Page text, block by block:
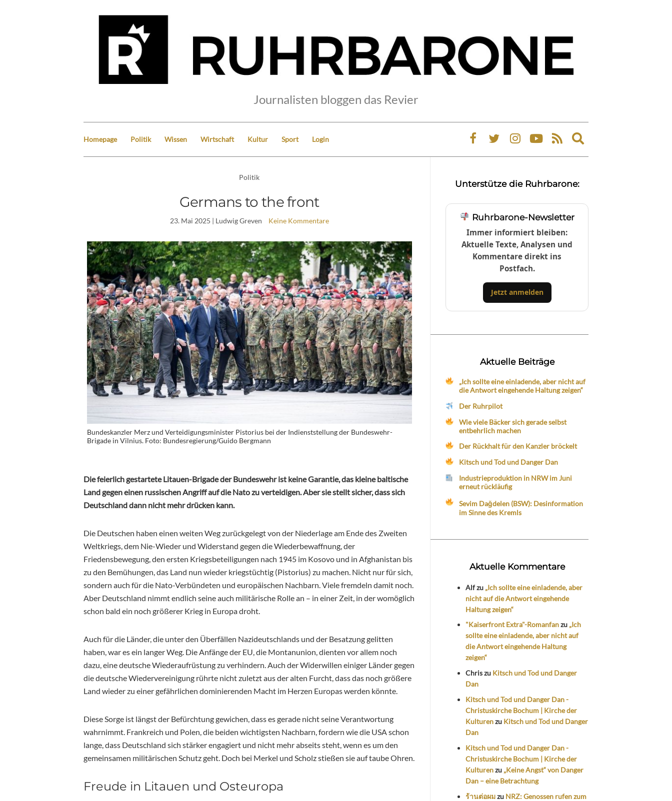
Journalisten bloggen das Revier
Homepage Politik Wissen Wirtschaft Kultur Sport Login
Expand
search
Politik
Germans to the front
23. Mai 2025 | Ludwig Greven Keine Kommentare
Bundeskanzler Merz und Verteidigungsminister Pistorius bei der Indienststellung der Bundeswehr-
Brigade in Vilnius. Foto: Bundesregierung/Guido Bergmann
Die feierlich gestartete Litauen-Brigade der Bundeswehr ist keine Garantie, das kleine baltische
Land gegen einen russischen Angriff auf die Nato zu verteidigen. Aber sie stellt sicher, dass sich
Deutschland dann nicht mehr drücken kann.
Die Deutschen haben einen weiten Weg zurückgelegt von der Niederlage am Ende des Zweiten
Weltkriegs, dem Nie-Wieder und Widerstand gegen die Wiederbewaffnung, der
Friedensbewegung, den ersten Kriegsbeteiligungen nach 1945 im Kosovo und in Afghanistan bis
zu den Bemühungen, das Land nun wieder kriegstüchtig (Pistorius) zu machen. Nicht nur für sich,
sondern auch für die Nato-Verbündeten und europäischen Nachbarn. Viele fremdeln damit noch.
Aber Deutschland nimmt endlich seine auch militärische Rolle an – in einer Zeit, in der womöglich
schon bald ein noch größerer Krieg in Europa droht.
Auch für die Länder, die unter den Überfällen Nazideutschlands und der Besatzung gelitten
haben, war es ein langer Weg. Die Anfänge der EU, die Montanunion, dienten vor allem noch
dazu, eine deutsche Wiederaufrüstung zu verhindern. Auch der Widerwillen einiger Länder gegen
die deutsche Wiedervereinigung rührte nicht zuletzt aus der alten Furcht, dass das noch größere
Land wieder zu einer gefährlichen dominierenden Macht im Herzen Europas werden könnte.
Diese Sorge ist längst der Befürchtung gewichen, dass es gerade nicht seine Verantwortung
wahrnimmt. Frankreich und Polen, die beiden wichtigsten Nachbarn, fordern wie die USA schon
lange, dass Deutschland sich stärker engagiert und nicht mehr abseits steht, wenn es um den
gemeinsamen militärischen Schutz geht. Doch bei Merkel und Scholz stießen sie auf taube Ohren.
Freude in Litauen und Osteuropa
Unterstütze die Ruhrbarone:
Ruhrbarone-Newsletter
Immer informiert bleiben:
Aktuelle Texte, Analysen und
Kommentare direkt ins
Postfach.
Jetzt anmelden
Aktuelle Beiträge
„Ich sollte eine einladende, aber nicht auf
die Antwort eingehende Haltung zeigen“
Der Ruhrpilot
Wie viele Bäcker sich gerade selbst
entbehrlich machen
Der Rückhalt für den Kanzler bröckelt
Kitsch und Tod und Danger Dan
Industrieproduktion in NRW im Juni
erneut rückläufig
Sevim Dağdelen (BSW): Desinformation
im Sinne des Kremls
Aktuelle Kommentare
Alfzu „Ich sollte eine einladende, aber
nicht auf die Antwort eingehende
Haltung zeigen“
"Kaiserfront Extra"-Romanfanzu „Ich
sollte eine einladende, aber nicht auf
die Antwort eingehende Haltung
zeigen“
Chriszu Kitsch und Tod und Danger
Dan
Kitsch und Tod und Danger Dan -
Christuskirche Bochum | Kirche der
Kulturenzu Kitsch und Tod und Danger
Dan
Kitsch und Tod und Danger Dan -
Christuskirche Bochum | Kirche der
Kulturenzu „Keine Angst“ von Danger
Dan – eine Betrachtung
ร้านต่อผมzu NRZ: Genossen rufen zum